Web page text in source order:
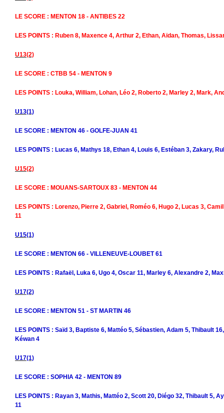
LE SCORE : MENTON 18 - ANTIBES 22
LES POINTS : Ruben 8, Maxence 4, Arthur 2, Ethan, Aïdan, Thomas,
U13(2)
LE SCORE : CTBB 54 - MENTON 9
LES POINTS : Louka, William, Lohan, Léo 2, Roberto 2, Marley 2, Mark,
U13(1)
LE SCORE : MENTON 46 - GOLFE-JUAN 41
LES POINTS : Lucas 6, Mathys 18, Ethan 4, Louis 6, Estéban 3, Zakary,
U15(2)
LE SCORE : MOUANS-SARTOUX 83 - MENTON 44
LES POINTS : Lorenzo, Pierre 2, Gabriel, Roméo 6, Hugo 2, Lucas 3,
11
U15(1)
LE SCORE : MENTON 66 - VILLENEUVE-LOUBET 61
LES POINTS : Rafaël, Luka 6, Ugo 4, Oscar 11, Marley 6, Alexandre 2,
U17(2)
LE SCORE : MENTON 51 - ST MARTIN 46
LES POINTS : Saïd 3, Baptiste 6, Mattéo 5, Sébastien, Adam 5, Thibault
Kéwan 4
U17(1)
LE SCORE : SOPHIA 42 - MENTON 89
LES POINTS : Rayan 3, Mathis, Mattéo 2, Scott 20, Diégo 32, Thibault 5,
11